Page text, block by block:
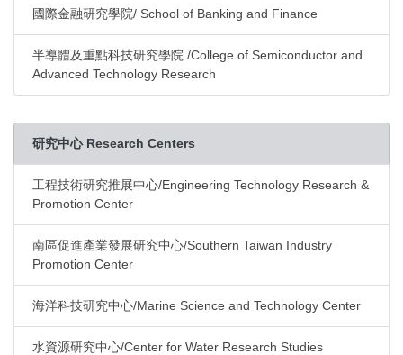
國際金融研究學院/ School of Banking and Finance
半導體及重點科技研究學院 /College of Semiconductor and
Advanced Technology Research
研究中心 Research Centers
工程技術研究推展中心/Engineering Technology Research &
Promotion Center
南區促進產業發展研究中心/Southern Taiwan Industry
Promotion Center
海洋科技研究中心/Marine Science and Technology Center
水資源研究中心/Center for Water Research Studies